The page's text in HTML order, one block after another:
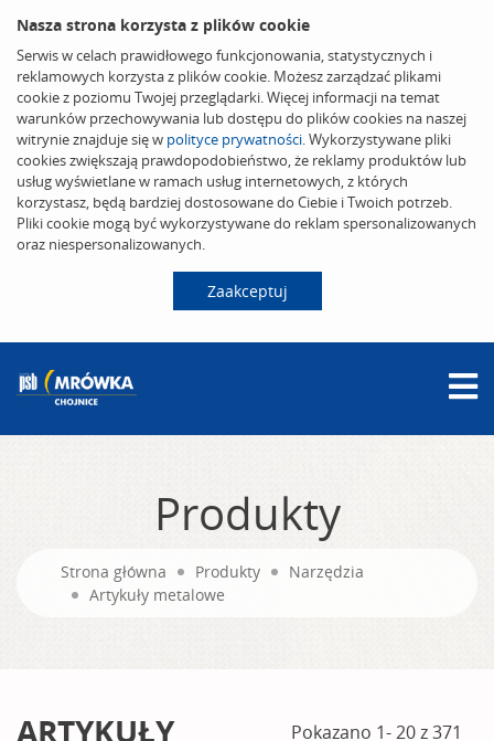
Nasza strona korzysta z plików cookie
Serwis w celach prawidłowego funkcjonowania, statystycznych i
reklamowych korzysta z plików cookie. Możesz zarządzać plikami
cookie z poziomu Twojej przeglądarki. Więcej informacji na temat
warunków przechowywania lub dostępu do plików cookies na naszej
witrynie znajduje się w polityce prywatności. Wykorzystywane pliki
cookies zwiększają prawdopodobieństwo, że reklamy produktów lub
usług wyświetlane w ramach usług internetowych, z których
korzystasz, będą bardziej dostosowane do Ciebie i Twoich potrzeb.
Pliki cookie mogą być wykorzystywane do reklam spersonalizowanych
oraz niespersonalizowanych.
Zaakceptuj
Produkty
Strona główna Produkty
Narzędzia
Artykuły metalowe
ARTYKUŁY
Pokazano 1- 20 z 371